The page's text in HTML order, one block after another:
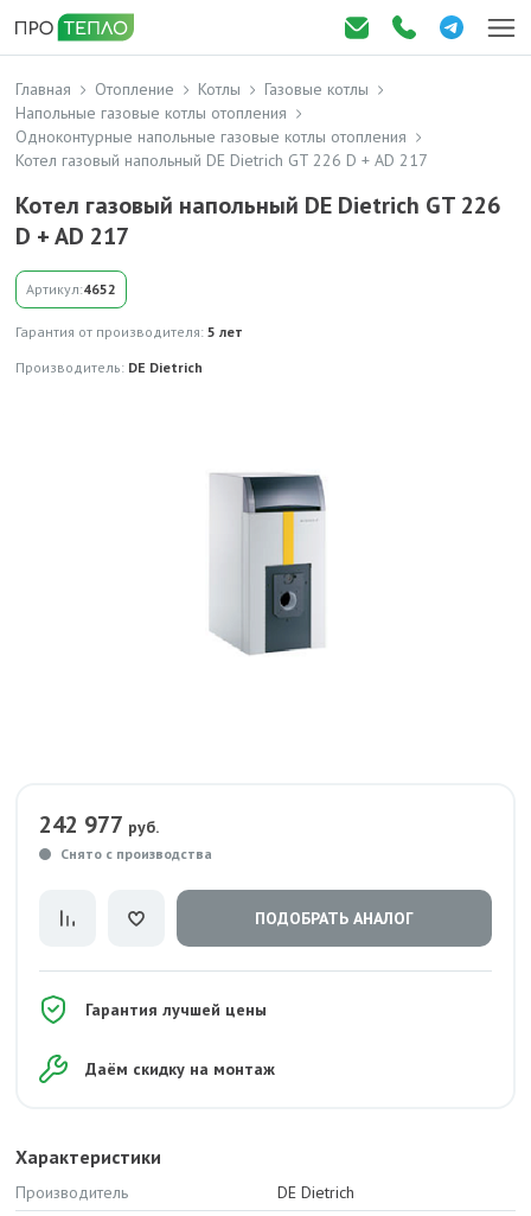
Главная Отопление Котлы
Газовые котлы
Напольные газовые котлы отопления
Одноконтурные напольные газовые котлы отопления
Котел газовый напольный DE Dietrich GT 226 D + AD 217
Котел газовый напольный DE Dietrich GT 226
D + AD 217
Артикул:4652
Гарантия от производителя: 5 лет
Производитель: DE Dietrich
242 977 руб.
Снято с производства
ПОДОБРАТЬ АНАЛОГ
Гарантия лучшей цены
Даём скидку на монтаж
Характеристики
Производитель
DE Dietrich